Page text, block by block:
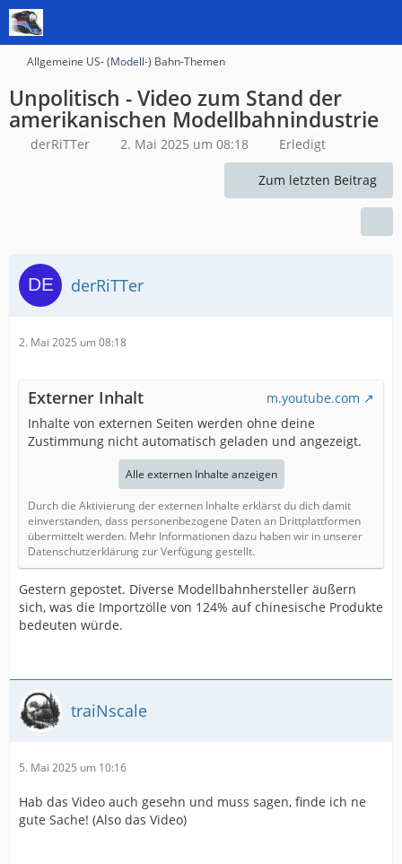
Allgemeine US- (Modell-) Bahn-Themen
Unpolitisch - Video zum Stand der
amerikanischen Modellbahnindustrie
derRiTTer 2. Mai 2025 um 08:18 Erledigt
Zum letzten Beitrag
derRiTTer
2. Mai 2025 um 08:18
Externer Inhalt
m.youtube.com
Inhalte von externen Seiten werden ohne deine
Zustimmung nicht automatisch geladen und angezeigt.
Alle externen Inhalte anzeigen
Durch die Aktivierung der externen Inhalte erklärst du dich damit
einverstanden, dass personenbezogene Daten an Drittplattformen
übermittelt werden. Mehr Informationen dazu haben wir in unserer
Datenschutzerklärung zur Verfügung gestellt.
Gestern gepostet. Diverse Modellbahnhersteller äußern
sich, was die Importzölle von 124% auf chinesische Produkte
bedeuten würde.
traiNscale
5. Mai 2025 um 10:16
Hab das Video auch gesehn und muss sagen, finde ich ne
gute Sache! (Also das Video)